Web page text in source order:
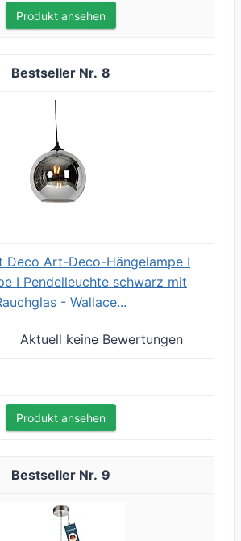
Produkt ansehen
8
Deco Art-Deco-Hängelampe I
I Pendelleuchte schwarz mit
- Wallace...
Aktuell keine Bewertungen
Produkt ansehen
9